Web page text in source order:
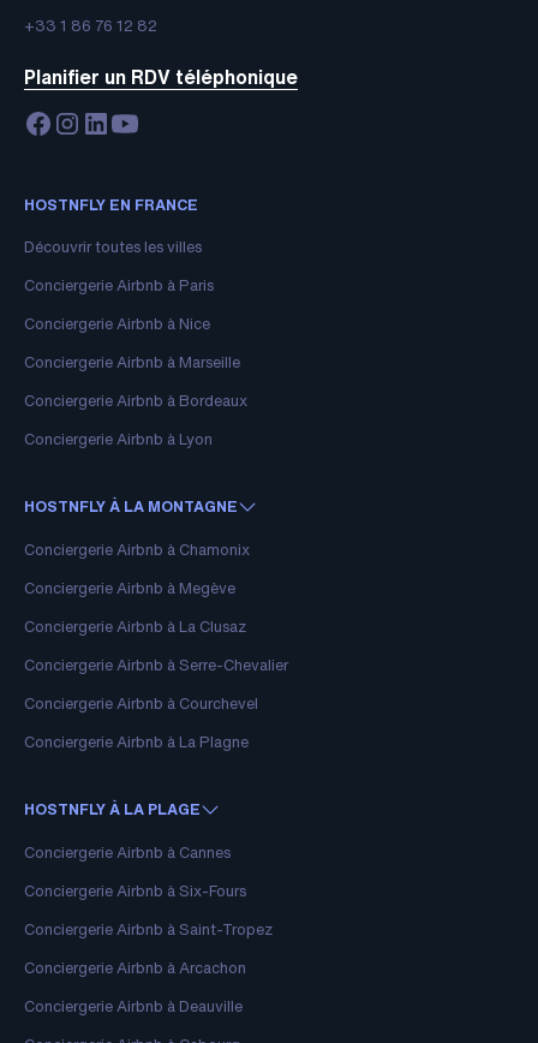
+33 1 86 76 12 82
Planifier un RDV téléphonique
HOSTNFLY EN FRANCE
Découvrir toutes les villes
Conciergerie Airbnb à Paris
Conciergerie Airbnb à Nice
Conciergerie Airbnb à Marseille
Conciergerie Airbnb à Bordeaux
Conciergerie Airbnb à Lyon
HOSTNFLY À LA MONTAGNE
Conciergerie Airbnb à Chamonix
Conciergerie Airbnb à Megève
Conciergerie Airbnb à La Clusaz
Conciergerie Airbnb à Serre-Chevalier
Conciergerie Airbnb à Courchevel
Conciergerie Airbnb à La Plagne
HOSTNFLY À LA PLAGE
Conciergerie Airbnb à Cannes
Conciergerie Airbnb à Six-Fours
Conciergerie Airbnb à Saint-Tropez
Conciergerie Airbnb à Arcachon
Conciergerie Airbnb à Deauville